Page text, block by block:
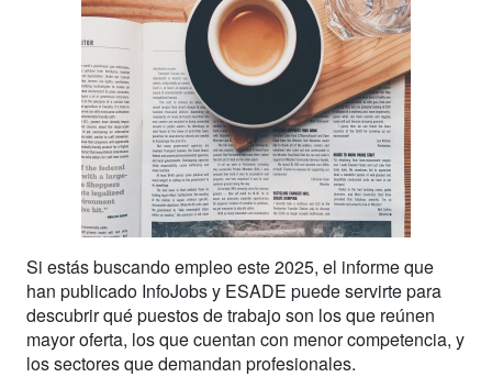
Si estás buscando empleo este 2025, el informe que
han publicado InfoJobs y ESADE puede servirte para
descubrir qué puestos de trabajo son los que reúnen
mayor oferta, los que cuentan con menor competencia, y
los sectores que demandan profesionales.